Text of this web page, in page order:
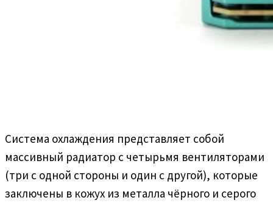
Система охлаждения представляет собой
массивный радиатор с четырьмя вентиляторами
(три с одной стороны и один с другой), которые
заключены в кожух из металла чёрного и серого